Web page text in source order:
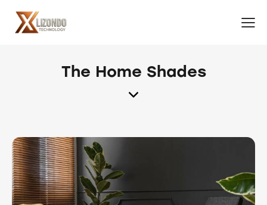
The Home Shades